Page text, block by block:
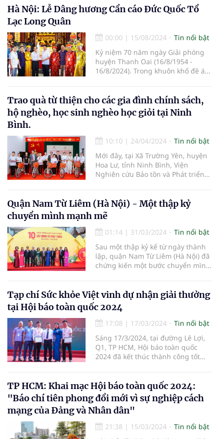
Hà Nội: Lễ Dâng hương Cẩn cáo Đức Quốc Tổ
Lạc Long Quân
00:00 | 15/08/2024
Tin nổi bật
Kỷ niệm 70 năm ngày Giải phóng
huyện Thanh Oai (16/8/1954 -
16/8/2024). Trong khuôn khổ đề án
Giáo hội Phật giáo Việt Nam, Hội
Nam y Việt Nam, và Chương trình
truyền thông Việt đồng hành cùng
động văn hóa cội nguồn đã được
triển khai trong suốt hai năm qua.
Trao quà từ thiện cho các gia đình chính sách,
hộ nghèo, học sinh nghèo học giỏi tại Ninh
Bình.
10:10 | 24/04/2024
Tin nổi bật
Mới đây, tại Xã Trường Yên, huyện
Hoa Lư, tỉnh Ninh Bình, Viện
Nghiên cứu Bảo tồn và Phát triển
dược học cổ truyền (thuộc Hội
Nghiên cứu Khoa học về Đông
Nam Á – Việt Nam) phối hợp với
các cơ quan hữu quan tổ chức
chương trình:“Du Xuân đón lộc
Giáp Thìn 2024”, Dựlễ dâng hương
Đền thờ Vua Đinh Tiên Hoàng và
làm từ thiện tại xã Trường Yên,
Quận Nam Từ Liêm (Hà Nội) - Một thập kỷ
chuyển mình mạnh mẽ
01:14 | 31/03/2024
Tin nổi bật
Sau một thập kỷ kể từ ngày thành
lập, quận Nam Từ Liêm (Hà Nội) đã
chứng kiến một bước chuyển mình
mạo đô thị văn minh và hiện đại.
Tạp chí Sức khỏe Việt vinh dự nhận giải thưởng
tại Hội báo toàn quốc 2024
17:08 | 17/03/2024
Tin nổi bật
Sáng 17/3/2024, tại đường Lê Lợi,
Q1, TP HCM, Hội báo toàn quốc
2024 đã kết thúc thành công tốt
hội để những người trong nghề
được giao lưu, học hỏi; chung sức,
đồng lòng thúc đẩy tinh thần đổi
mới sáng tạo trong hoạt động báo
chí. Tại Hội báo, Chi hội Nhà báo
Tạp chí Sức khỏe Việt đã vinh dự
TP HCM: Khai mạc Hội báo toàn quốc 2024:
"Báo chí tiên phong đổi mới vì sự nghiệp cách
mạng của Đảng và Nhân dân"
21:38 | 15/03/2024
Tin nổi bật